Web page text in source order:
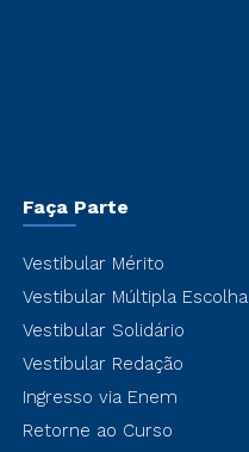
Faça Parte
Vestibular Mérito
Vestibular Múltipla Escolha
Vestibular Solidário
Vestibular Redação
Ingresso via Enem
Retorne ao Curso